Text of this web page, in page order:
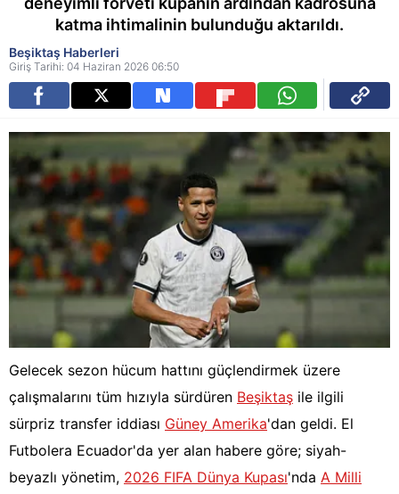
katma ihtimalinin bulunduğu aktarıldı.
Beşiktaş Haberleri
Giriş Tarihi: 04 Haziran 2026 06:50
Gelecek sezon hücum hattını güçlendirmek üzere
çalışmalarını tüm hızıyla sürdüren Beşiktaş ile ilgili
sürpriz transfer iddiası Güney Amerika'dan geldi. El
Futbolera Ecuador'da yer alan habere göre; siyah-
beyazlı yönetim, 2026 FIFA Dünya Kupası'nda A Milli